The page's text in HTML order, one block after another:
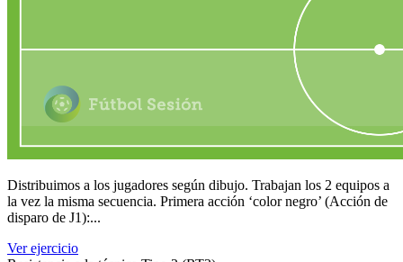
Distribuimos a los jugadores según dibujo. Trabajan los 2 equipos a
la vez la misma secuencia. Primera acción ‘color negro’ (Acción de
disparo de J1):...
Ver ejercicio